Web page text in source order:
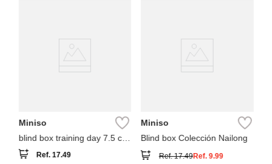
Miniso
blind box training day 7.5 cm
grogu colección star wars
Ref.17.49
Miniso
Blind box Colección Nailong
Ref.17.49Ref. 9.99